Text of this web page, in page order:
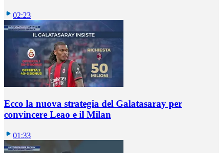
02:23
Ecco la nuova strategia del Galatasaray per
convincere Leao e il Milan
01:33